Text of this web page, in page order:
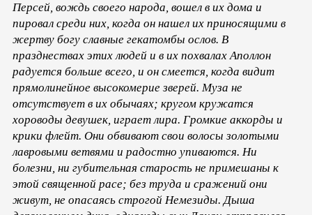
Персей, вождь своего народа, вошел в их дома и
пировал среди них, когда он нашел их приносящими в
жертву богу славные гекатомбы ослов. В
празднествах этих людей и в их похвалах Аполлон
радуется больше всего, и он смеется, когда видит
прямолинейное высокомерие зверей. Муза не
отсутствует в их обычаях; кругом кружатся
хороводы девушек, играет лира. Громкие аккорды и
крики флейт. Они обвивают свои волосы золотыми
лавровыми ветвями и радостно упиваются. Ни
болезни, ни губительная старость не примешаны к
этой священной расе; без труда и сражений они
живут, не опасаясь строгой Немезиды. Дыша